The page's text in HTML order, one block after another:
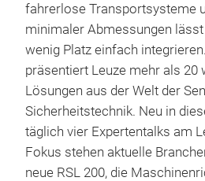
fahrerlose Transportsysteme
minimaler Abmessungen
wenig Platz einfach
präsentiert Leuze mehr als 20
Lösungen aus der Welt der
Sicherheitstechnik. Neu in
täglich vier Expertentalks am
Fokus stehen aktuelle
neue RSL 200, die